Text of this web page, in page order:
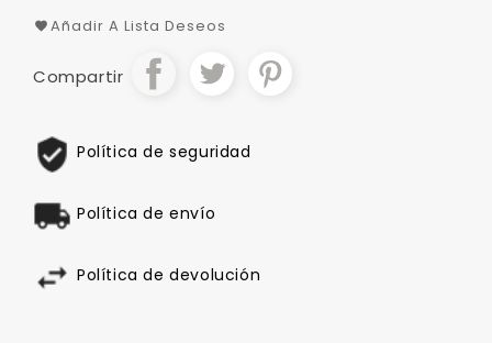
Añadir A Lista Deseos
Compartir
Política de seguridad
Política de envío
Política de devolución